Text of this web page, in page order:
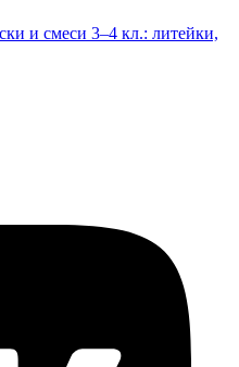
и смеси 3–4 кл.: литейки,